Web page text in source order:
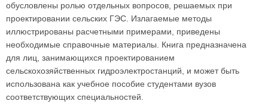
обусловлены ролью отдельных вопросов, решаемых при
проектировании сельских ГЭС. Излагаемые методы
иллюстрированы расчетными примерами, приведены
необходимые справочные материалы. Книга предназначена
для лиц, занимающихся проектированием
сельскохозяйственных гидроэлектростанций, и может быть
использована как учебное пособие студентами вузов
соответствующих специальностей.